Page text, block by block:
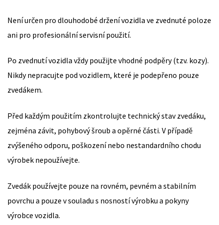
Není určen pro dlouhodobé držení vozidla ve zvednuté poloze
ani pro profesionální servisní použití.
Po zvednutí vozidla vždy použijte vhodné podpěry (tzv. kozy).
Nikdy nepracujte pod vozidlem, které je podepřeno pouze
zvedákem.
Před každým použitím zkontrolujte technický stav zvedáku,
zejména závit, pohybový šroub a opěrné části. V případě
zvýšeného odporu, poškození nebo nestandardního chodu
výrobek nepoužívejte.
Zvedák používejte pouze na rovném, pevném a stabilním
povrchu a pouze v souladu s nosností výrobku a pokyny
výrobce vozidla.